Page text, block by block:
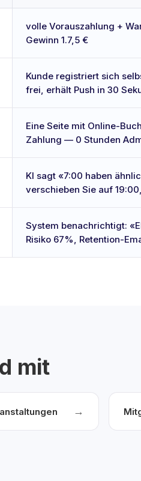
volle Vorauszahlung +
Gewinn 1.7,5 €
Kunde registriert sich
frei, erhält Push in 30
Eine Seite mit Online-
Zahlung — 0 Stunden
KI sagt «7:00 haben
verschieben Sie auf
System benachrichtigt:
Risiko 67%, Retention-
mit
→